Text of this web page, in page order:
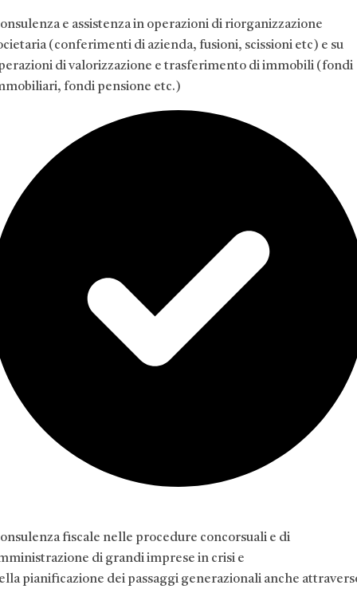
e assistenza in operazioni di riorganizzazione
(conferimenti di azienda, fusioni, scissioni etc) e su
di valorizzazione e trasferimento di immobili (fondi
fondi pensione etc.)
fiscale nelle procedure concorsuali e di
di grandi imprese in crisi e
pianificazione dei passaggi generazionali anche